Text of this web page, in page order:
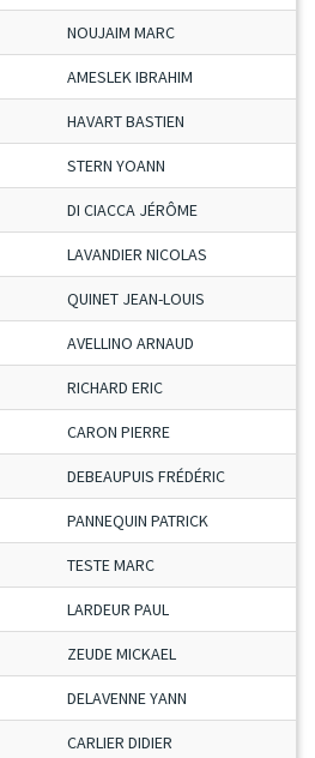
NOUJAIM MARC
AMESLEK IBRAHIM
HAVART BASTIEN
STERN YOANN
DI CIACCA JÉRÔME
LAVANDIER NICOLAS
QUINET JEAN-LOUIS
AVELLINO ARNAUD
RICHARD ERIC
CARON PIERRE
DEBEAUPUIS FRÉDÉRIC
PANNEQUIN PATRICK
TESTE MARC
LARDEUR PAUL
ZEUDE MICKAEL
DELAVENNE YANN
CARLIER DIDIER